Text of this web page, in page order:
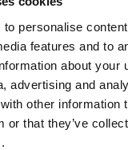
personalise
features and to
about your
advertising and
other information
or that they’ve